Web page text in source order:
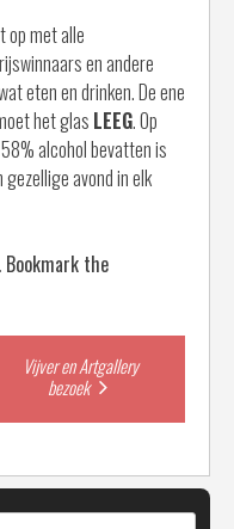
op met alle
en andere
eten en drinken. De ene
het glas LEEG. Op
alcohol bevatten is
avond in elk
. Bookmark the
Vijver en Artgallery
bezoek